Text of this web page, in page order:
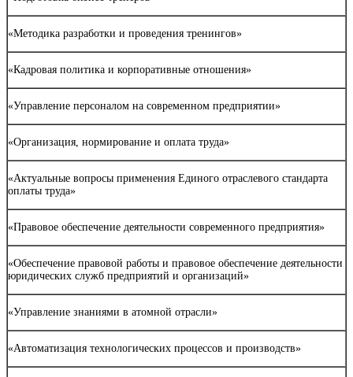
«Методика разработки и проведения тренингов»
«Кадровая политика и корпоративные отношения»
«Управление персоналом на современном предприятии»
«Организация, нормирование и оплата труда»
«Актуальные вопросы применения Единого отраслевого стандарта
оплаты труда»
«Правовое обеспечение деятельности современного предприятия»
«Обеспечение правовой работы и правовое обеспечение деятельности
юридических служб предприятий и организаций»
«Управление знаниями в атомной отрасли»
«Автоматизация технологических процессов и производств»